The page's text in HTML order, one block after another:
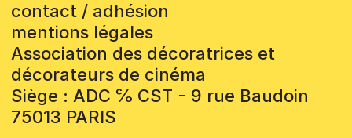
contact / adhésion
mentions légales
Association des décoratrices et
décorateurs de cinéma
Siège : ADC ℅ CST - 9 rue Baudoin
75013 PARIS